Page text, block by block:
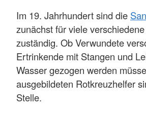
Im 19. Jahrhundert sind die
zunächst für viele
zuständig. Ob Verwundete
Ertrinkende mit Stangen und
Wasser gezogen werden
ausgebildeten Rotkreuzhelfer
Stelle.